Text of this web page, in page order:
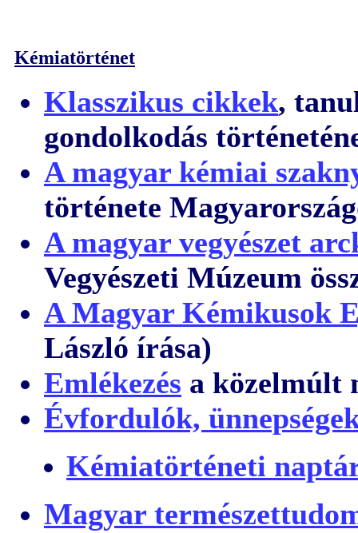
Kémiatörténet
Klasszikus cikkek,
gondolkodás
A magyar kémiai
története
A magyar vegyészet
Vegyészeti Múzeum
A Magyar Kémikusok
László írása)
Emlékezés a közelmúlt
Évfordulók,
Kémiatörténeti
Magyar